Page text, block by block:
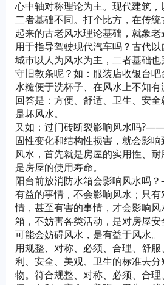
心中轴对称理论为主。现代建筑，
二者基础不同。打个比方，在传
起来的古老风水理论基础，就象
用于指导驾驶现代汽车吗？古代
城市以人为风水为主，二者基础
守旧教条呢？如：服装店收银台
水糙便于洗杯子、在风水上不知
回答是：方便、舒适、卫生、安
是坏风水。
又如：过门砖断裂影响风水吗
固性变化和结构性损害，就会影
风水，首先就是房屋的实用性、
是房屋的使用寿命。
阳台前放消防水箱会影响风水吗
有益的事情，不会影响风水；只
情，甚至有害的事情，才会影响
箱，不妨害各类活动，是对房屋
可能会妨碍风水，是有益于风水。
用规整、对称、必须、合理、舒
利、安全、美观、卫生的标准去
物。符合规整、对称、必须、合